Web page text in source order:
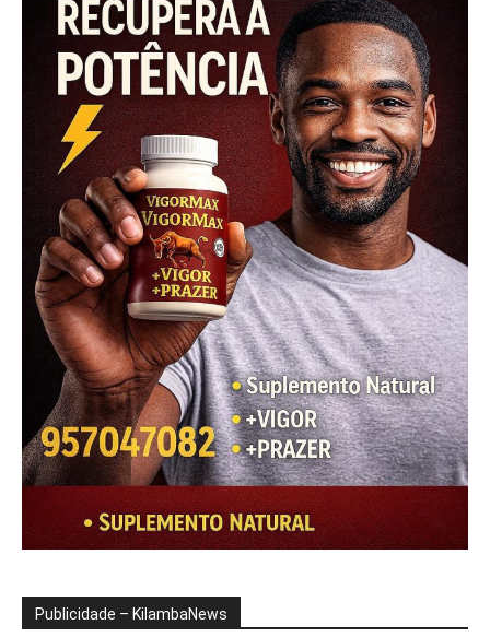
Publicidade – KilambaNews